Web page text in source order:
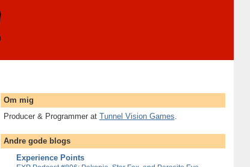
Om mig
Producer & Programmer at Tunnel Vision Games
Andre gode blogs
Experience Points